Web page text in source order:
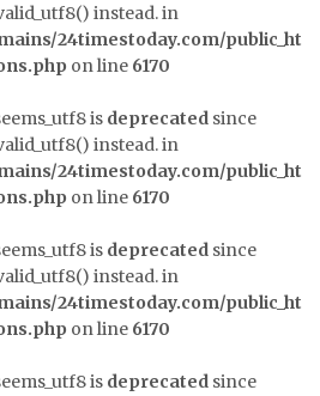
instead. in
24timestoday.com/public_ht
on line 6170
is deprecated since
instead. in
24timestoday.com/public_ht
on line 6170
is deprecated since
instead. in
24timestoday.com/public_ht
on line 6170
is deprecated since